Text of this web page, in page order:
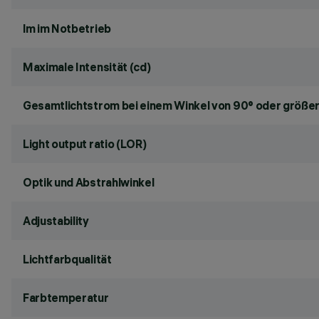
lm im Notbetrieb
Maximale Intensität (cd)
Gesamtlichtstrom bei einem Winkel von 90° oder
Light output ratio (LOR)
Optik und Abstrahlwinkel
Adjustability
Lichtfarbqualität
Farbtemperatur